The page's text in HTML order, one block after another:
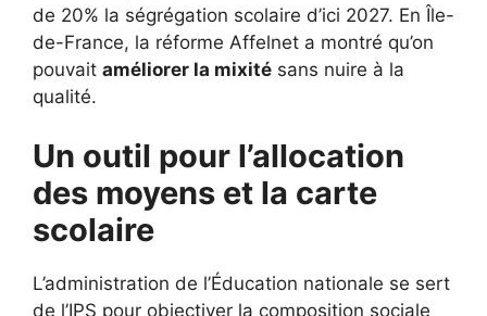
de 20% la ségrégation scolaire d’ici 2027. En Île-
de-France, la réforme Affelnet a montré qu’on
pouvait améliorer la mixité sans nuire à la
qualité.
Un outil pour l’allocation
des moyens et la carte
scolaire
L’administration de l’Éducation nationale se sert
de l’IPS pour objectiver la composition sociale